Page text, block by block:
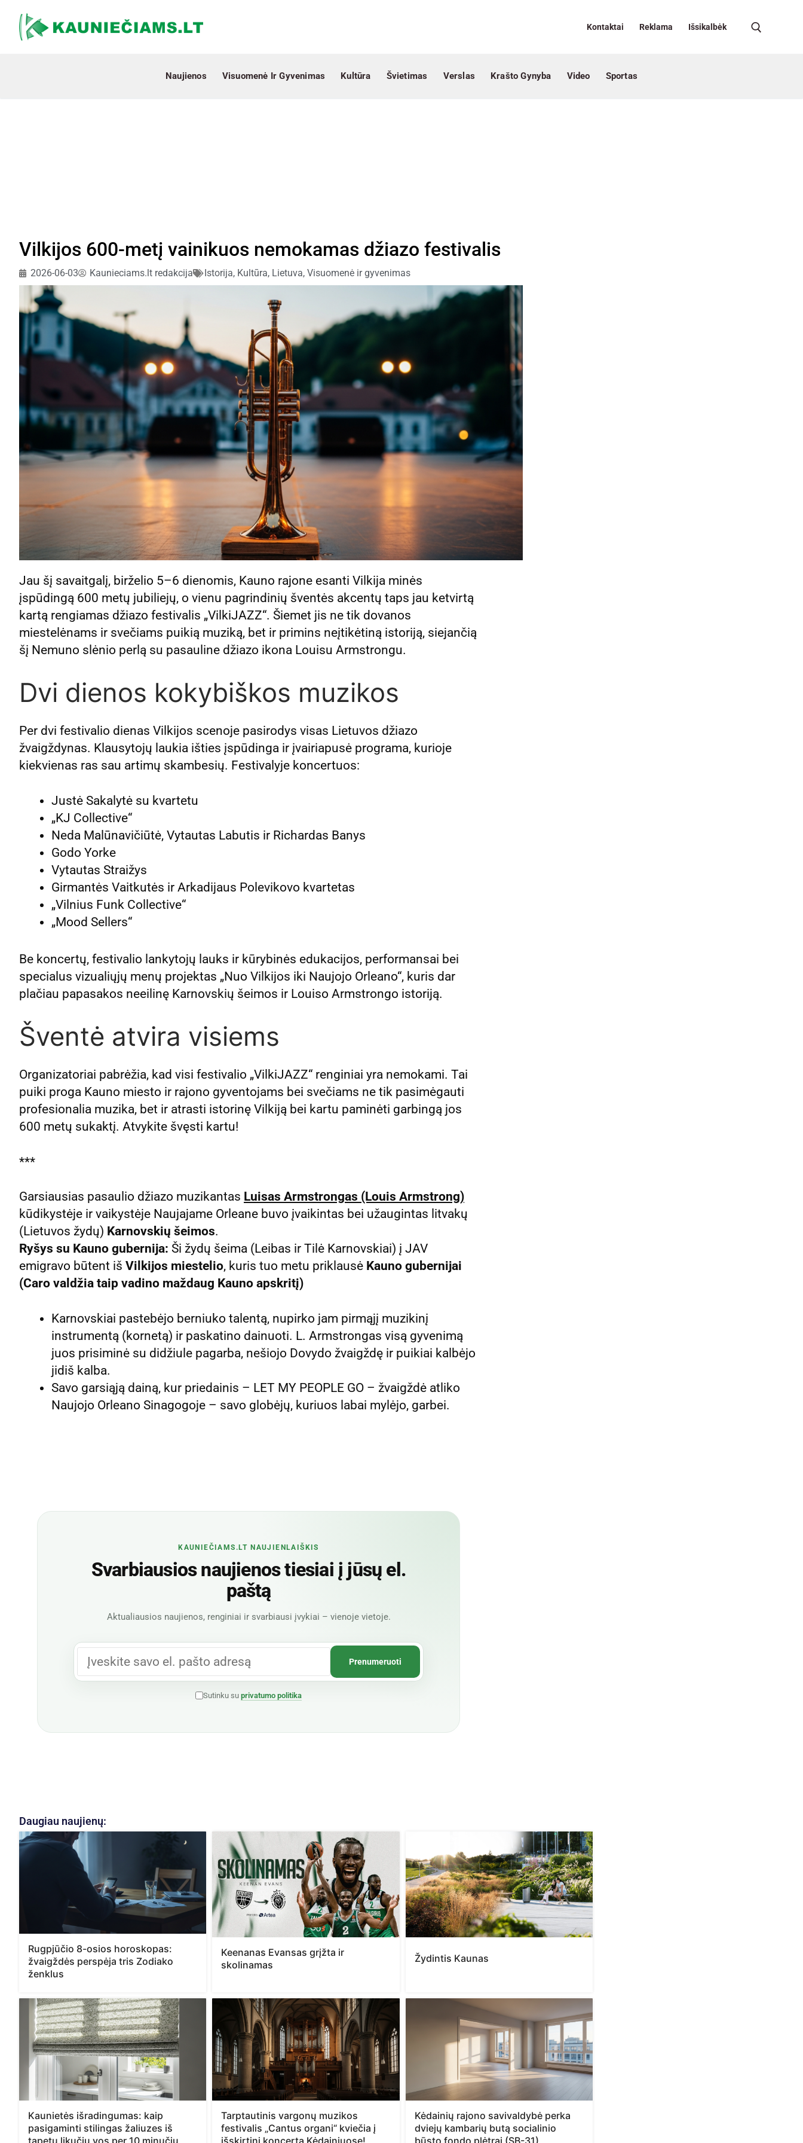
Kontaktai Reklama Išsikalbėk
Naujienos Visuomenė Ir Gyvenimas Kultūra Švietimas Verslas Krašto Gynyba Video Sportas
Vilkijos 600-metį vainikuos nemokamas džiazo festivalis
2026-06-03 Kaunieciams.lt redakcija Istorija, Kultūra, Lietuva, Visuomenė ir gyvenimas
Jau šį savaitgalį, birželio 5–6 dienomis, Kauno rajone esanti Vilkija minės
įspūdingą 600 metų jubiliejų, o vienu pagrindinių šventės akcentų taps jau ketvirtą
kartą rengiamas džiazo festivalis „VilkiJAZZ“. Šiemet jis ne tik dovanos
miestelėnams ir svečiams puikią muziką, bet ir primins neįtikėtiną istoriją, siejančią
šį Nemuno slėnio perlą su pasauline džiazo ikona Louisu Armstrongu.
Dvi dienos kokybiškos muzikos
Per dvi festivalio dienas Vilkijos scenoje pasirodys visas Lietuvos džiazo
žvaigždynas. Klausytojų laukia išties įspūdinga ir įvairiapusė programa, kurioje
kiekvienas ras sau artimų skambesių. Festivalyje koncertuos:
Justė Sakalytė su kvartetu
„KJ Collective“
Neda Malūnavičiūtė, Vytautas Labutis ir Richardas Banys
Godo Yorke
Vytautas Straižys
Girmantės Vaitkutės ir Arkadijaus Polevikovo kvartetas
„Vilnius Funk Collective“
„Mood Sellers“
Be koncertų, festivalio lankytojų lauks ir kūrybinės edukacijos, performansai bei
specialus vizualiųjų menų projektas „Nuo Vilkijos iki Naujojo Orleano“, kuris dar
plačiau papasakos neeilinę Karnovskių šeimos ir Louiso Armstrongo istoriją.
Šventė atvira visiems
Organizatoriai pabrėžia, kad visi festivalio „VilkiJAZZ“ renginiai yra nemokami. Tai
puiki proga Kauno miesto ir rajono gyventojams bei svečiams ne tik pasimėgauti
profesionalia muzika, bet ir atrasti istorinę Vilkiją bei kartu paminėti garbingą jos
600 metų sukaktį. Atvykite švęsti kartu!
***
Garsiausias pasaulio džiazo muzikantas Luisas Armstrongas (Louis Armstrong)
kūdikystėje ir vaikystėje Naujajame Orleane buvo įvaikintas bei užaugintas litvakų
(Lietuvos žydų) Karnovskių šeimos.
Ryšys su Kauno gubernija: Ši žydų šeima (Leibas ir Tilė Karnovskiai) į JAV
emigravo būtent iš Vilkijos miestelio, kuris tuo metu priklausė Kauno gubernijai
(Caro valdžia taip vadino maždaug Kauno apskritį)
Karnovskiai pastebėjo berniuko talentą, nupirko jam pirmąjį muzikinį
instrumentą (kornetą) ir paskatino dainuoti. L. Armstrongas visą gyvenimą
juos prisiminė su didžiule pagarba, nešiojo Dovydo žvaigždę ir puikiai kalbėjo
jidiš kalba.
Savo garsiąją dainą, kur priedainis – LET MY PEOPLE GO – žvaigždė atliko
Naujojo Orleano Sinagogoje – savo globėjų, kuriuos labai mylėjo, garbei.
KAUNIEČIAMS.LT NAUJIENLAIŠKIS
Svarbiausios naujienos tiesiai į jūsų el.
paštą
Aktualiausios naujienos, renginiai ir svarbiausi įvykiai – vienoje vietoje.
Sutinku su privatumo politika
Daugiau naujienų:
Rugpjūčio 8-osios horoskopas:
žvaigždės perspėja tris Zodiako
ženklus
Keenanas Evansas grįžta ir
skolinamas
Žydintis Kaunas
Kaunietės išradingumas: kaip
pasigaminti stilingas žaliuzes iš
Tarptautinis vargonų muzikos
festivalis „Cantus organi“ kviečia į
Kėdainių rajono savivaldybė perka
dviejų kambarių butą socialinio